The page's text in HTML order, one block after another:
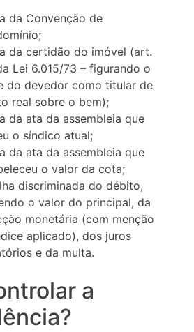
da Convenção de
da certidão do imóvel (art.
Lei 6.015/73 – figurando o
do devedor como titular de
real sobre o bem);
da ata da assembleia que
o síndico atual;
da ata da assembleia que
o valor da cota;
discriminada do débito,
o valor do principal, da
monetária (com menção
aplicado), dos juros
e da multa.
a